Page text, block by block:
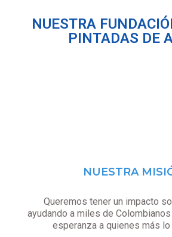
NUESTRA
PINTADAS DE
NUESTRA
Queremos tener un impacto
ayudando a miles de
esperanza a quienes más